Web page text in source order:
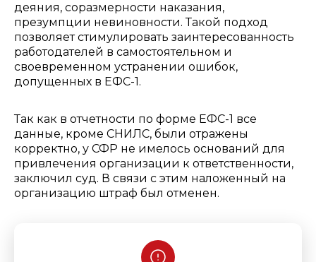
деяния, соразмерности наказания,
презумпции невиновности. Такой подход
позволяет стимулировать заинтересованность
работодателей в самостоятельном и
своевременном устранении ошибок,
допущенных в ЕФС-1.
Так как в отчетности по форме ЕФС-1 все
данные, кроме СНИЛС, были отражены
корректно, у СФР не имелось оснований для
привлечения организации к ответственности,
заключил суд. В связи с этим наложенный на
организацию штраф был отменен.